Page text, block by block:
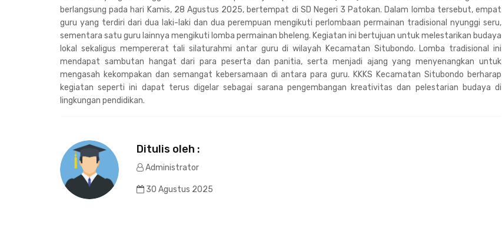
berlangsung pada hari Kamis, 28 Agustus 2025, bertempat di SD Negeri 3 Patokan. Dalam lomba tersebut, empat
guru yang terdiri dari dua laki-laki dan dua perempuan mengikuti perlombaan permainan tradisional nyunggi seru,
sementara satu guru lainnya mengikuti lomba permainan bheleng. Kegiatan ini bertujuan untuk melestarikan budaya
lokal sekaligus mempererat tali silaturahmi antar guru di wilayah Kecamatan Situbondo. Lomba tradisional ini
mendapat sambutan hangat dari para peserta dan panitia, serta menjadi ajang yang menyenangkan untuk
mengasah kekompakan dan semangat kebersamaan di antara para guru. KKKS Kecamatan Situbondo berharap
kegiatan seperti ini dapat terus digelar sebagai sarana pengembangan kreativitas dan pelestarian budaya di
lingkungan pendidikan.
Ditulis oleh :
Administrator
30 Agustus 2025